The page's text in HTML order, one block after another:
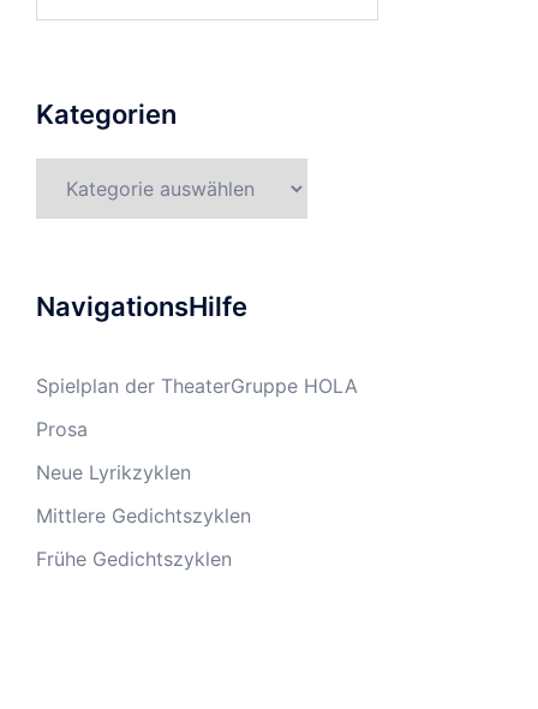
Kategorien
NavigationsHilfe
Spielplan der TheaterGruppe HOLA
Prosa
Neue Lyrikzyklen
Mittlere Gedichtszyklen
Frühe Gedichtszyklen